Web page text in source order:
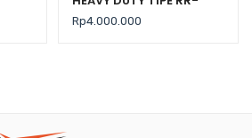
npenilaian
2000 KAPASITAS 2 TON /
LEVEL
Rp4.000.000